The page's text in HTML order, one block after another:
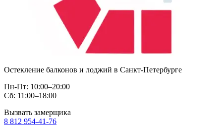
Остекление балконов и лоджий в Санкт-Петербурге
Пн-Пт: 10:00–20:00
Сб: 11:00–18:00
Вызвать замерщика
8 812 954-41-76